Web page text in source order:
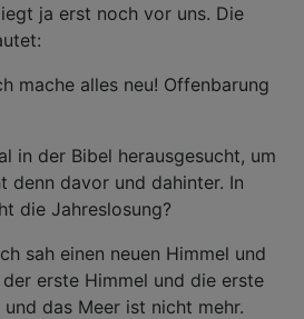
ja erst noch vor uns. Die
mache alles neu! Offenbarung
in der Bibel herausgesucht, um
denn davor und dahinter. In
die Jahreslosung?
sah einen neuen Himmel und
erste Himmel und die erste
das Meer ist nicht mehr.